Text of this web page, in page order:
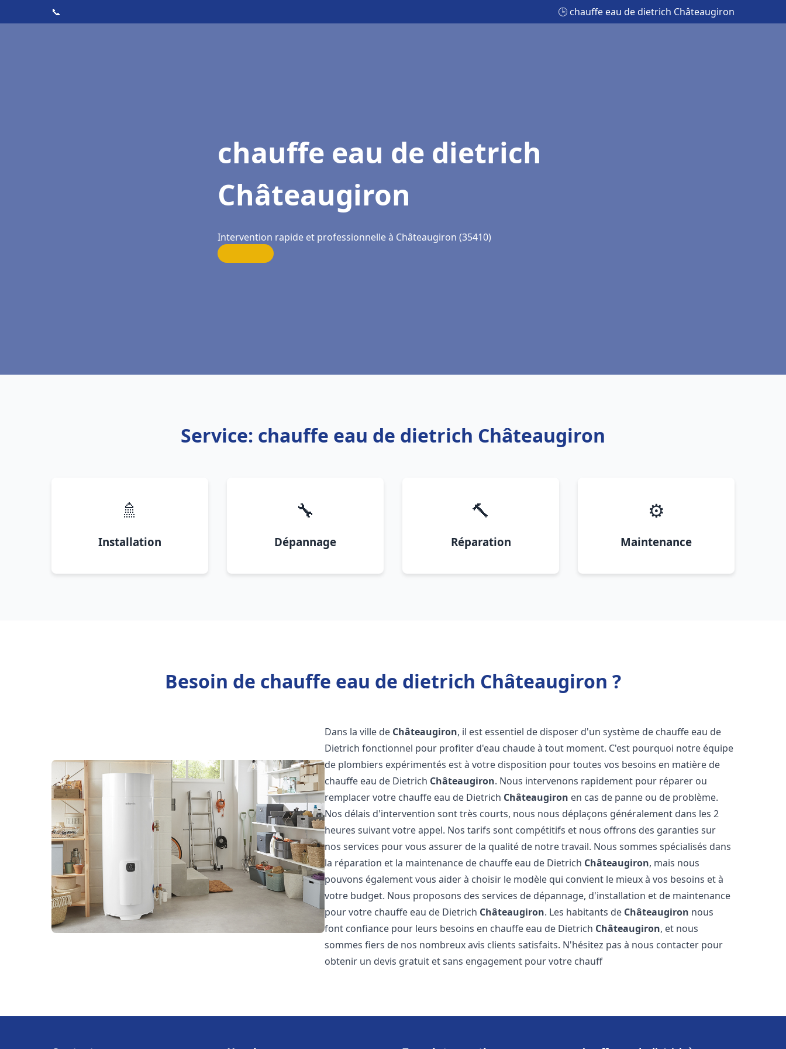
📞 🕒 chauffe eau de dietrich Châteaugiron
chauffe eau de dietrich
Châteaugiron
Intervention rapide et professionnelle à Châteaugiron (35410)
Service: chauffe eau de dietrich Châteaugiron
🚿
Installation
🔧
Dépannage
🔨
Réparation
⚙️
Maintenance
Besoin de chauffe eau de dietrich Châteaugiron ?
Dans la ville de Châteaugiron, il est essentiel de disposer d'un système de chauffe eau de
Dietrich fonctionnel pour profiter d'eau chaude à tout moment. C'est pourquoi notre équipe
de plombiers expérimentés est à votre disposition pour toutes vos besoins en matière de
chauffe eau de Dietrich Châteaugiron. Nous intervenons rapidement pour réparer ou
remplacer votre chauffe eau de Dietrich Châteaugiron en cas de panne ou de problème.
Nos délais d'intervention sont très courts, nous nous déplaçons généralement dans les 2
heures suivant votre appel. Nos tarifs sont compétitifs et nous offrons des garanties sur
nos services pour vous assurer de la qualité de notre travail. Nous sommes spécialisés dans
la réparation et la maintenance de chauffe eau de Dietrich Châteaugiron, mais nous
pouvons également vous aider à choisir le modèle qui convient le mieux à vos besoins et à
votre budget. Nous proposons des services de dépannage, d'installation et de maintenance
pour votre chauffe eau de Dietrich Châteaugiron. Les habitants de Châteaugiron nous
font confiance pour leurs besoins en chauffe eau de Dietrich Châteaugiron, et nous
sommes fiers de nos nombreux avis clients satisfaits. N'hésitez pas à nous contacter pour
obtenir un devis gratuit et sans engagement pour votre chauff